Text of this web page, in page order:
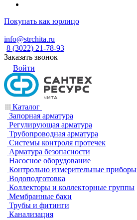
Покупать как юрлицо
info@strchita.ru
8 (3022) 21-78-93
Заказать звонок
Войти
Каталог
Запорная арматура
Регулирующая арматура
Трубопроводная арматура
Системы контроля протечек
Арматура безопасности
Насосное оборудование
Контрольно измерительные приборы
Водоподготовка
Коллекторы и коллекторные группы
Мембранные баки
Трубы и фитинги
Канализация